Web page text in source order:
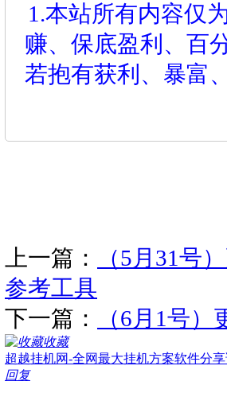
1.本站所有内容仅
赚、保底盈利、百
若抱有获利、暴富
上一篇：
（5月31号
参考工具
下一篇：
（6月1号
收藏
超越挂机网-全网最大挂机方案软件分
回复